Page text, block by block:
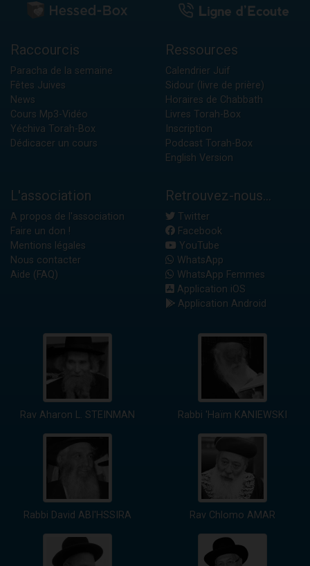
Raccourcis
Paracha de la semaine
Fêtes Juives
News
Cours Mp3-Vidéo
Yéchiva Torah-Box
Dédicacer un cours
Ressources
Calendrier Juif
Sidour (livre de prière)
Horaires de Chabbath
Livres Torah-Box
Inscription
Podcast Torah-Box
English Version
L'association
A propos de l'association
Faire un don !
Mentions légales
Nous contacter
Aide (FAQ)
Retrouvez-nous...
Twitter
Facebook
YouTube
WhatsApp
WhatsApp Femmes
Application iOS
Application Android
Rav Aharon L. STEINMAN Rabbi 'Haïm KANIEWSKI
Rabbi David ABI'HSSIRA Rav Chlomo AMAR